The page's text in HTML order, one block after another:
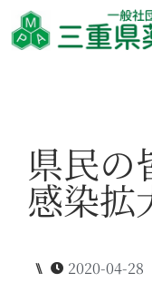
県民の
感染拡
⑊ 2020-04-28